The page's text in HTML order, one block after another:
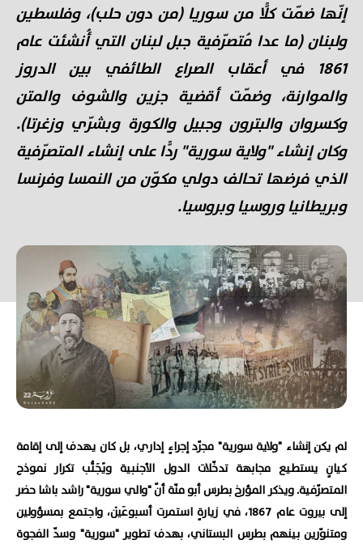
إنّها ضمّت كلًّا من سوريا (من دون حلب)، وفلسطين
ولبنان (ما عدا مُتصرّفية جبل لبنان التي أُنشئت عام
1861 في أعقاب الصراع الطائفي بين الدروز
والموارنة، وضمّت أقضية جزين والشوف والمتن
وكسروان والبترون وجبيل والكورة وبشرّي وزغرتا).
وكان إنشاء "ولاية سورية" ردًّا على إنشاء المتصرّفية
الذي فرضها تحالف دولي مكوّن من النمسا وفرنسا
وبريطانيا وروسيا وبروسيا.
لم يكن إنشاء "ولاية سورية" مجرّد إجراءٍ إداري، بل كان يهدف إلى إقامة
كيانٍ يستطيع مجابهة تدخّلات الدول الأجنبية ويََجَنُّب تكرار نموذج
المتصرّفية. ويذكر المؤرخ بطرس أبو منّة أنّ "والي سورية" راشد باشا حضر
إلى بيروت عام 1867، في زيارةٍ استمرت أسبوعَيْن، واجتمع بمسؤولين
ومتنوّرين بينهم بطرس البستاني، بهدف تطوير "سورية" وسدّ الفجوة